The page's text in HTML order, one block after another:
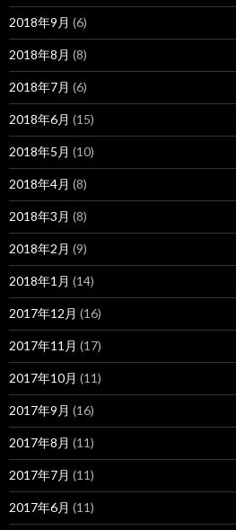
2018年9月 (6)
2018年8月 (8)
2018年7月 (6)
2018年6月 (15)
2018年5月 (10)
2018年4月 (8)
2018年3月 (8)
2018年2月 (9)
2018年1月 (14)
2017年12月 (16)
2017年11月 (17)
2017年10月 (11)
2017年9月 (16)
2017年8月 (11)
2017年7月 (11)
2017年6月 (11)